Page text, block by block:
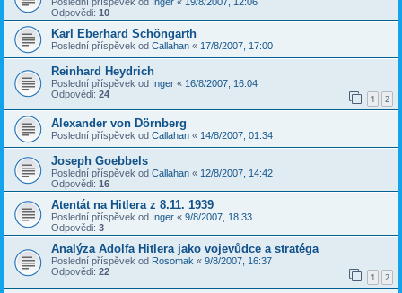
Odpovědi: 10
Karl Eberhard Schöngarth
Poslední příspěvek od Callahan « 17/8/2007, 17:00
Reinhard Heydrich
Poslední příspěvek od Inger « 16/8/2007, 16:04
Odpovědi: 24 1 2
Alexander von Dörnberg
Poslední příspěvek od Callahan « 14/8/2007, 01:34
Joseph Goebbels
Poslední příspěvek od Callahan « 12/8/2007, 14:42
Odpovědi: 16
Atentát na Hitlera z 8.11. 1939
Poslední příspěvek od Inger « 9/8/2007, 18:33
Odpovědi: 3
Analýza Adolfa Hitlera jako vojevůdce a stratéga
Poslední příspěvek od Rosomak « 9/8/2007, 16:37
Odpovědi: 22 1 2